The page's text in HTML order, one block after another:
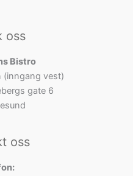
oss
Bistro
(inngang vest)
gate 6
oss